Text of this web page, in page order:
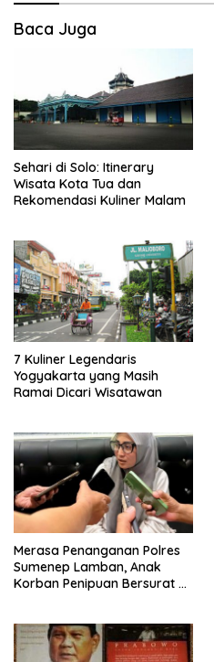
Baca Juga
Sehari di Solo: Itinerary
Wisata Kota Tua dan
Rekomendasi Kuliner Malam
7 Kuliner Legendaris
Yogyakarta yang Masih
Ramai Dicari Wisatawan
Merasa Penanganan Polres
Sumenep Lamban, Anak
Korban Penipuan Bersurat ke